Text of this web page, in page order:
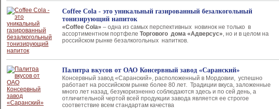
Сoffee Cola - это уникальный газированный безалкогольный
тонизирующий напиток
«Coffee Cola» – одна из самых перспективных новинок не только в
ассортиментном портфеле Торгового дома «Адверсус», но и в целом на
российском рынке безалкогольных напитков.
Палитра вкусов от ОАО Консервный завод «Саранский»
Консервный завод «Саранский», расположенный в Мордовии, успешно
работает на российском рынке более 80 лет. Традиции вкуса, заложенные
много лет назад, безукоризненно соблюдаются здесь и по сей день, а
отличительной чертой всей продукции завода является ее строгое
соответствие всем стандартам качества